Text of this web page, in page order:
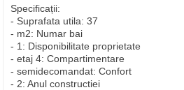
Specificații:
- Suprafata utila: 37
- m2: Numar bai
- 1: Disponibilitate proprietate
- etaj 4: Compartimentare
- semidecomandat: Confort
- 2: Anul constructiei